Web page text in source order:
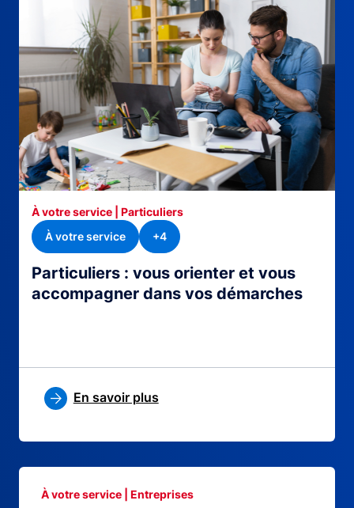
Particuliers : vous orienter et vous
accompagner dans vos démarches
À votre service | Particuliers
À votre service
+4
En savoir plus
À votre service | Entreprises